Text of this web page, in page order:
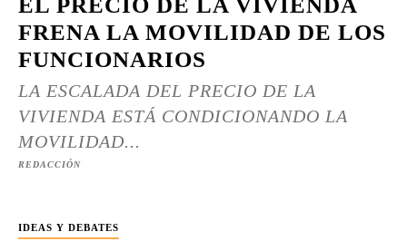
EL PRECIO DE LA VIVIENDA
FRENA LA MOVILIDAD DE LOS
FUNCIONARIOS
LA ESCALADA DEL PRECIO DE LA
VIVIENDA ESTÁ CONDICIONANDO LA
MOVILIDAD...
REDACCIÓN
IDEAS Y DEBATES